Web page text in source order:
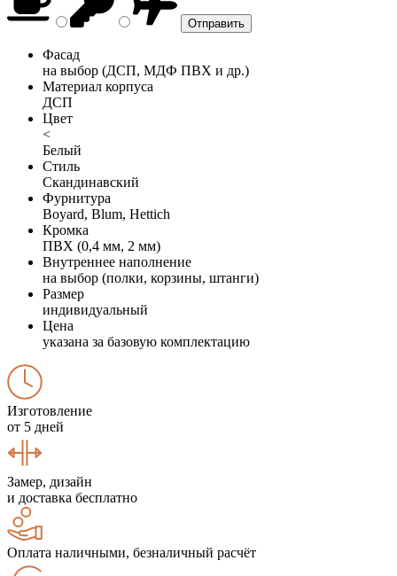
Фасад
на выбор (ДСП, МДФ ПВХ и др.)
Материал корпуса
ДСП
Цвет
<
Белый
Стиль
Скандинавский
Фурнитура
Boyard, Blum, Hettich
Кромка
ПВХ (0,4 мм, 2 мм)
Внутреннее наполнение
на выбор (полки, корзины, штанги)
Размер
индивидуальный
Цена
указана за базовую комплектацию
Изготовление
от 5 дней
Замер, дизайн
и доставка бесплатно
Оплата наличными, безналичный расчёт